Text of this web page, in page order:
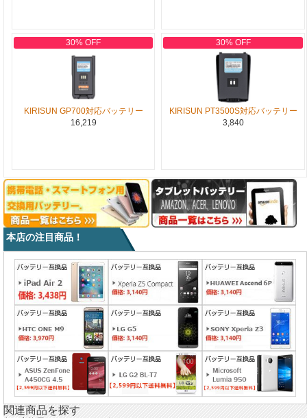
30% OFF
KIRISUN GP700対応バッテリー
16,219
30% OFF
KIRISUN PT3500S対応バッテリー
3,840
本店の注目商品！
関連商品を探す